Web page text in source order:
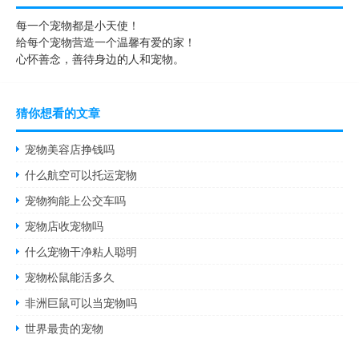
每一个宠物都是小天使！
给每个宠物营造一个温馨有爱的家！
心怀善念，善待身边的人和宠物。
猜你想看的文章
宠物美容店挣钱吗
什么航空可以托运宠物
宠物狗能上公交车吗
宠物店收宠物吗
什么宠物干净粘人聪明
宠物松鼠能活多久
非洲巨鼠可以当宠物吗
世界最贵的宠物